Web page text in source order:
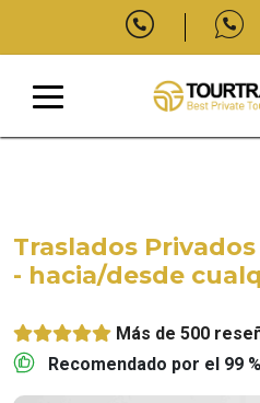
Traslados
- hacia/desde
Más de 500
Recomendado por el 99